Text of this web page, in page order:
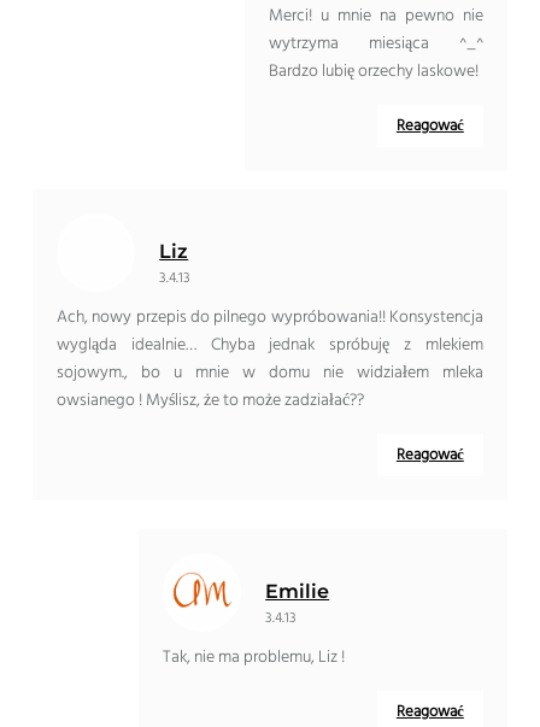
Merci! u mnie na pewno nie
wytrzyma miesiąca ^_^
Bardzo lubię orzechy laskowe!
Reagować
Liz
3.4.13
Ach, nowy przepis do pilnego wypróbowania!! Konsystencja
wygląda idealnie… Chyba jednak spróbuję z mlekiem
sojowym., bo u mnie w domu nie widziałem mleka
owsianego ! Myślisz, że to może zadziałać??
Reagować
Emilie
3.4.13
Tak, nie ma problemu, Liz !
Reagować